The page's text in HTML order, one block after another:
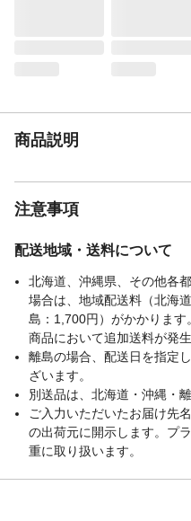
商品説明
注意事項
配送地域・送料について
北海道、沖縄県、その他各
場合は、地域配送料（北海
島：1,700円）がかかりま
商品において追加送料が発
離島の場合、配送日を指定
ざいます。
別送品は、北海道・沖縄・
ご入力いただいたお届け先
の出荷元に開示します。プ
重に取り扱います。